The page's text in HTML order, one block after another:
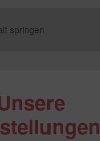
springen